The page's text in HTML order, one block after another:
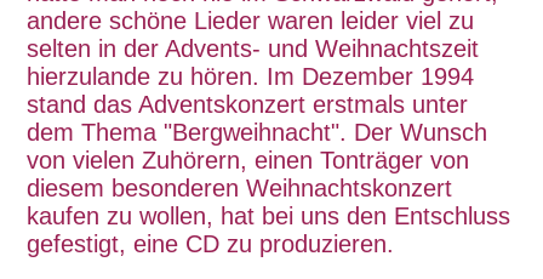
andere schöne Lieder waren leider viel zu
selten in der Advents- und Weihnachtszeit
hierzulande zu hören. Im Dezember 1994
stand das Adventskonzert erstmals unter
dem Thema "Bergweihnacht". Der Wunsch
von vielen Zuhörern, einen Tonträger von
diesem besonderen Weihnachtskonzert
kaufen zu wollen, hat bei uns den Entschluss
gefestigt, eine CD zu produzieren.